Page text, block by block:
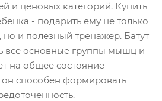
и ценовых категорий. Купить
- подарить ему не только
но и полезный тренажер. Батут
все основные группы мышц и
на общее состояние
способен формировать